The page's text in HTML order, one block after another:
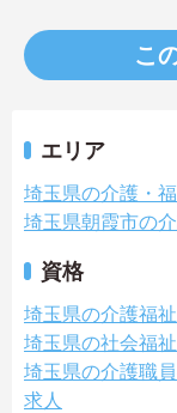
こ
エリア
埼玉県の介護・
埼玉県朝霞市の
資格
埼玉県の介護福
埼玉県の社会福
埼玉県の介護職
求人